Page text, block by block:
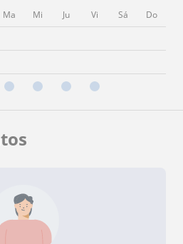
Ma Mi Ju Vi Sá
Do